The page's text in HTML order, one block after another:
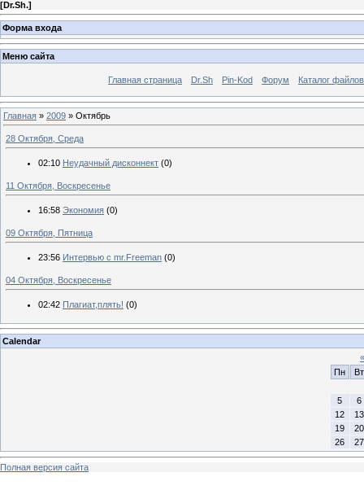
[Dr.Sh.]
Форма входа
Меню сайта
Главная страница Dr.Sh Pin-Kod Форум Каталог файлов
Главная » 2009 » Октябрь
28 Октября, Среда
02:10 Неудачный дисконнект (0)
11 Октября, Воскресенье
16:58 Экономия (0)
09 Октября, Пятница
23:56 Интервью с mr.Freeman (0)
04 Октября, Воскресенье
02:42 Плагиат,плять! (0)
Calendar
«
Пн
Вт
5
6
12
13
19
20
26
27
Полная версия сайта